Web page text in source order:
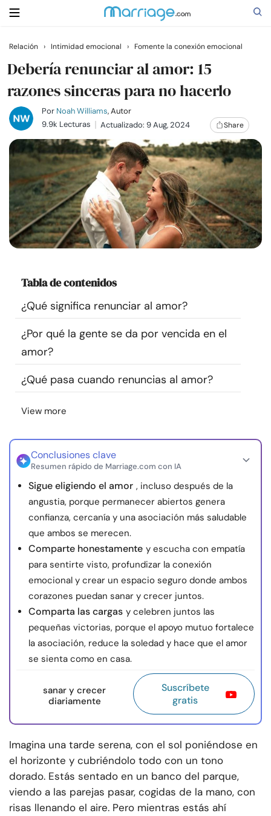
Buscar
Casarse
Relaciones
Familia
Ayuda
Cursos
Recursos
Comunidad
Encuentra un terapeuta
Idioma
nosotros
© Copyright 2026. Todos los derechos reservados.
Relación › Intimidad emocional › Fomente la conexión emocional
Debería renunciar al amor: 15
razones sinceras para no hacerlo
Por Noah Williams, Autor
9.9k Lecturas
Actualizado: 9 Aug, 2024 Share
Tabla de contenidos
¿Qué significa renunciar al amor?
¿Por qué la gente se da por vencida en el
amor?
¿Qué pasa cuando renuncias al amor?
View more
Conclusiones clave
Resumen rápido de Marriage.com con IA
Sigue eligiendo el amor , incluso después de la
angustia, porque permanecer abiertos genera
confianza, cercanía y una asociación más saludable
que ambos se merecen.
Comparte honestamente y escucha con empatía
para sentirte visto, profundizar la conexión
emocional y crear un espacio seguro donde ambos
corazones puedan sanar y crecer juntos.
Comparta las cargas y celebren juntos las
pequeñas victorias, porque el apoyo mutuo fortalece
la asociación, reduce la soledad y hace que el amor
se sienta como en casa.
sanar y crecer
diariamente
Suscríbete
gratis
Imagina una tarde serena, con el sol poniéndose en
el horizonte y cubriéndolo todo con un tono
dorado. Estás sentado en un banco del parque,
viendo a las parejas pasar, cogidas de la mano, con
risas llenando el aire. Pero mientras estás ahí